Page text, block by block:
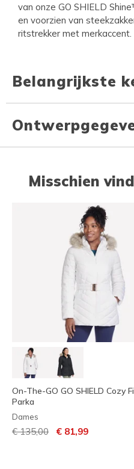
van onze GO SHIELD
en voorzien van
ritstrekker met merkaccent.
Belangrijkste
Misschien
On-The-GO GO SHIELD Cozy
Parka
Dames
Prijs verlaagd van
€ 135,00 naar
€ 81,99